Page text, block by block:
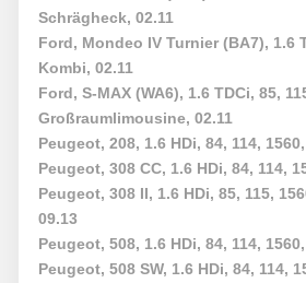
Schrägheck, 02.11
Ford, Mondeo IV Turnier (BA7), 1.6
Kombi, 02.11
Ford, S-MAX (WA6), 1.6 TDCi, 85,
Großraumlimousine, 02.11
Peugeot, 208, 1.6 HDi, 84, 114,
Peugeot, 308 CC, 1.6 HDi, 84, 114,
Peugeot, 308 II, 1.6 HDi, 85, 115,
09.13
Peugeot, 508, 1.6 HDi, 84, 114,
Peugeot, 508 SW, 1.6 HDi, 84, 114,